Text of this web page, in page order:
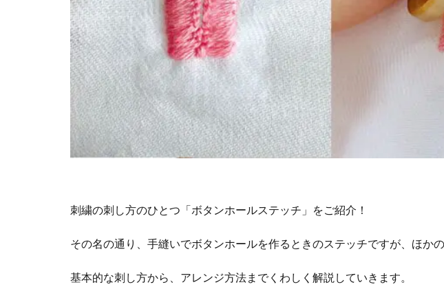
刺繍の刺し方のひとつ「ボタンホールステッチ」をご紹介！
その名の通り、手縫いでボタンホールを作るときのステッチですが、ほか
基本的な刺し方から、アレンジ方法までくわしく解説していきます。